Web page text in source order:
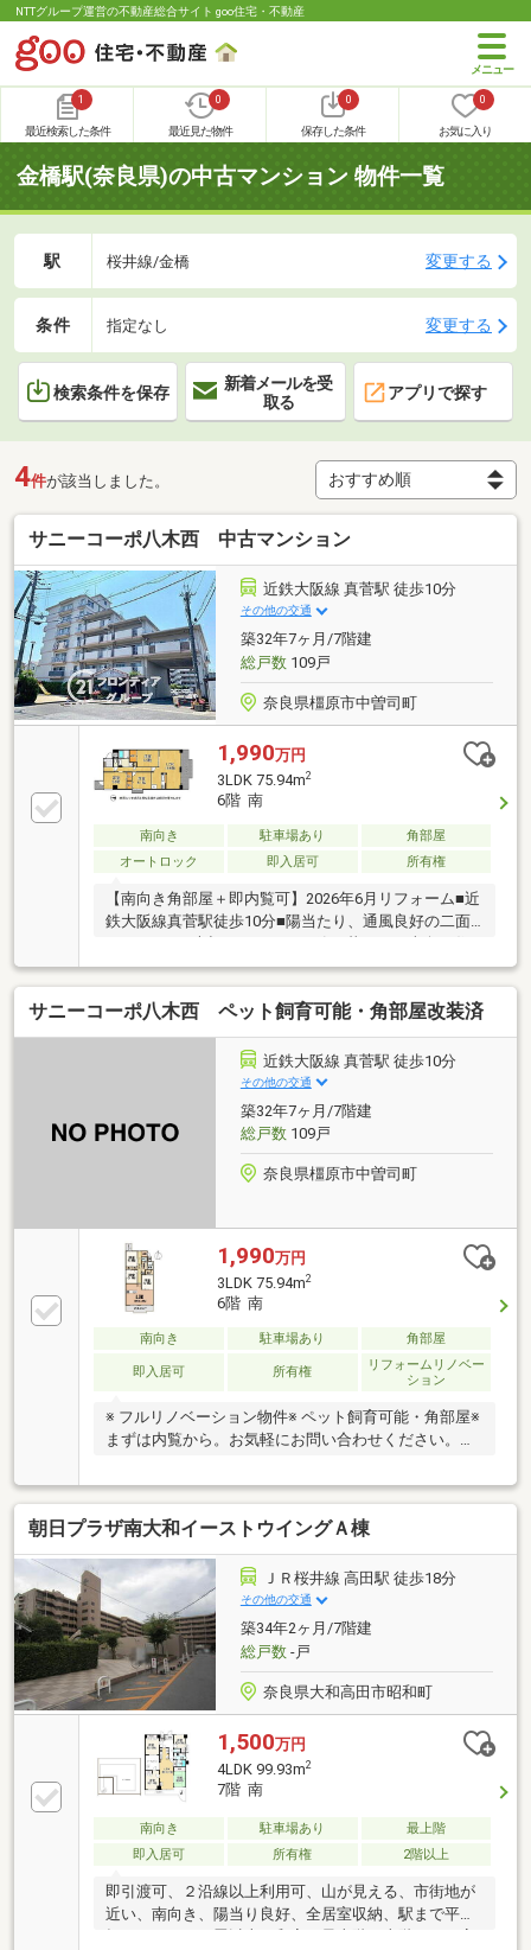
NTTグループ運営の不動産総合サイト goo住宅・不動産
1
最近検索した条件
0
最近見た物件
0
保存した条件
0
お気に入り
金橋駅(奈良県)の中古マンション 物件一覧
駅 桜井線/金橋 変更する
条件 指定なし 変更する
検索条件を保存
新着メールを受
取る
アプリで探す
4件が該当しました。
サニーコーポ八木西 中古マンション
近鉄大阪線 真菅駅 徒歩10分
その他の交通
築32年7ヶ月/7階建
総戸数109戸
奈良県橿原市中曽司町
1,990万円
3LDK 75.94m2
6階 南
南向き 駐車場あり
角部屋
オートロック
即入居可 所有権
【南向き角部屋＋即内覧可】2026年6月リフォーム■近
鉄大阪線真菅駅徒歩10分■陽当たり、通風良好の二面
バルコニー■大切なペットと一緒に暮らせる南向の住
まい■16.6帖の開放的なLDK
サニーコーポ八木西 ペット飼育可能・角部屋改装済
近鉄大阪線 真菅駅 徒歩10分
その他の交通
築32年7ヶ月/7階建
総戸数109戸
奈良県橿原市中曽司町
1,990万円
3LDK 75.94m2
6階 南
南向き 駐車場あり 角部屋
即入居可 所有権
リフォームリノベー
ション
※ フルリノベーション物件※ ペット飼育可能・角部屋※
まずは内覧から。お気軽にお問い合わせください。
月々の返済額５５，０２４円～ ≪家賃より安く購入
可能≫※変動優遇金利0.775％、35年返済、自己資金0
円、借入3290万円の場合■頭金０円でも購入可 ■ボー
ナス返済なし当社提携銀行にて住宅ローン金利が大幅
優遇受けられます■掲載されていない物件も多数ござ
います。お家探しは住宅情報量豊富なセンチュリー２
１関西不動産販売にお任せ下さい！まずは「0745-44-
8681」まで、お気軽にお電話下さい。
朝日プラザ南大和イーストウイングＡ棟
ＪＲ桜井線 高田駅 徒歩18分
その他の交通
築34年2ヶ月/7階建
総戸数-戸
奈良県大和高田市昭和町
1,500万円
4LDK 99.93m2
7階 南
南向き 駐車場あり
最上階
即入居可
所有権 2階以上
即引渡可、２沿線以上利用可、山が見える、市街地が
近い、南向き、陽当り良好、全居室収納、駅まで平